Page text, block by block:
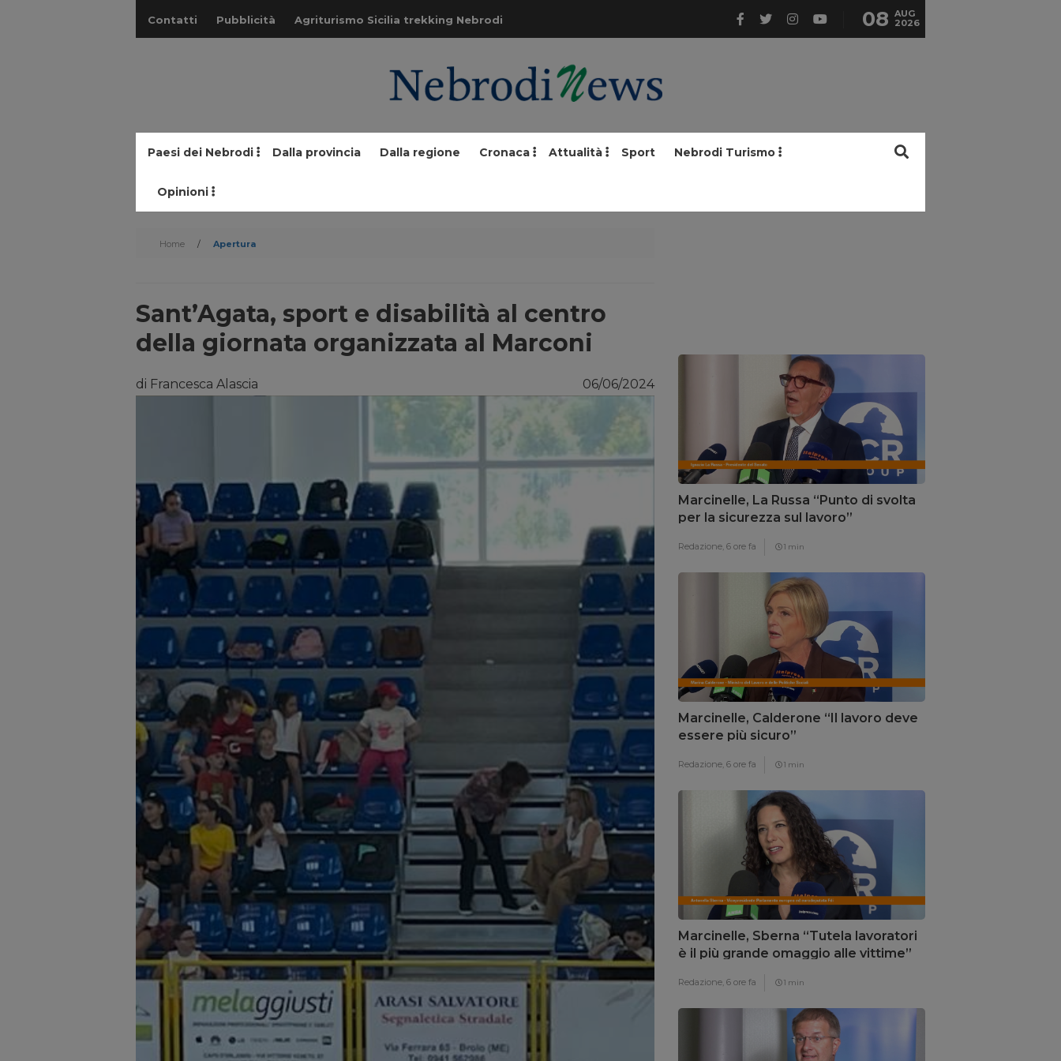
Contatti Pubblicità Agriturismo Sicilia trekking Nebrodi 08 AUG
2026
Paesi dei Nebrodi Dalla provincia Dalla regione Cronaca Attualità Sport Nebrodi Turismo
Opinioni
Home / Apertura
Sant’Agata, sport e disabilità al centro
della giornata organizzata al Marconi
di Francesca Alascia 06/06/2024
Marcinelle, La Russa “Punto di svolta
per la sicurezza sul lavoro”
Redazione, 6 ore fa 1 min
Marcinelle, Calderone “Il lavoro deve
essere più sicuro”
Redazione, 6 ore fa 1 min
Marcinelle, Sberna “Tutela lavoratori
è il più grande omaggio alle vittime”
Redazione, 6 ore fa 1 min